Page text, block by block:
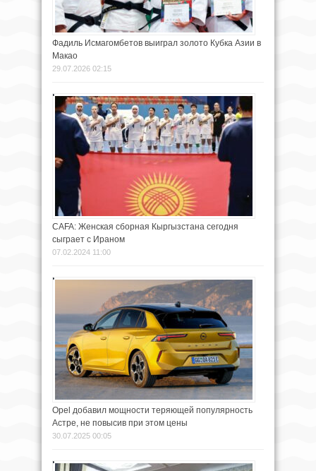
Фадиль Исмагомбетов выиграл золото Кубка Азии в
Макао
29.07.2026 02:15
CAFA: Женская сборная Кыргызстана сегодня
сыграет с Ираном
07.02.2024 11:00
Opel добавил мощности теряющей популярность
Астре, не повысив при этом цены
30.07.2025 00:05